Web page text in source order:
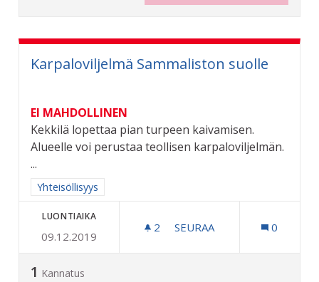
Karpaloviljelmä Sammaliston suolle
EI MAHDOLLINEN
Kekkilä lopettaa pian turpeen kaivamisen.
Alueelle voi perustaa teollisen karpaloviljelmän.
...
Rajaa tulokset aihepiirin mukaan: Yhteisöllisyys
Yhteisöllisyys
LUONTIAIKA
09.12.2019
2 2 SEURAAJAA
SEURAA 0
1 Kannatus